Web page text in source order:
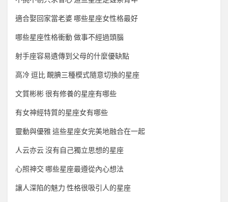
適合娶回家當老婆 哪些星座女性格最好
哪些星座性格衝動 做事不經過頭腦
射手座容易遺傳到父母的什麼優缺點
高冷 逗比 靦腆三種模式隨意切換的星座
文質彬彬 很有修養的星座有哪些
有女神經特質的星座女有哪些
靈動與優雅 這些星座女完美地融合在一起
人云亦云 沒有自己獨立思想的星座
心照神交 哪些星座最遵從內心想法
讓人深陷的魅力 性格很吸引人的星座